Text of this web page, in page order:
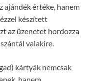
ajándék értéke, hanem
készített
az üzenetet hordozza
valakire.
kártyák nemcsak
hanem